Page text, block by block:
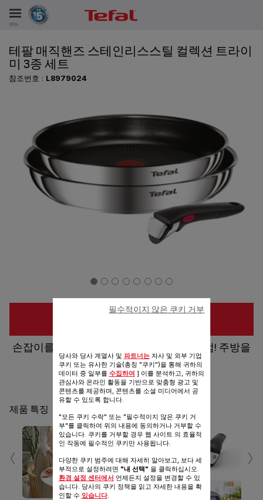
메뉴
테팔 매직핸즈 스테인리스스틸 컬렉션 트라이
미 3종 세트
참조번호 : L8979024
구입 장소
손잡이를 떼면, 플레이팅도 수납도 마법처럼! 주방을
심플하게, 테팔 매직핸즈
공유 보내기
제품 특징
‹ ›
당사와 당사 계열사 및 파트너는자사 및 외부 기업
쿠키 또는 유사한 기술(총칭 "쿠키")을 통해 귀하의
데이터 중 일부를 수집하여 ] 이를 분석하고, 귀하의
관심사와 온라인 활동을 기반으로 맞춤형 광고 및
콘텐츠를 제공하며, 콘텐츠를 소셜 미디어에서 공
유할 수 있도록 합니다.
"모든 쿠키 수락" 또는 "필수적이지 않은 쿠키 거
부"를 클릭하여 위의 내용에 동의하거나 거부할 수
있습니다. 쿠키를 거부할 경우 웹 사이트 의 효율적
인 작동에 필수적인 쿠키만 사용됩니다.
다양한 쿠키 범주에 대해 자세히 알아보고, 보다 세
부적으로 설정하려면 "내 선택" 을 클릭하십시오.
환경 설정 센터에서 언제든지 설정을 변경할 수 있
습니다. 당사의 쿠키 정책을 읽고 자세한 내용을 확
인할 수 있습니다.
필수적이지 않은 쿠키 거부